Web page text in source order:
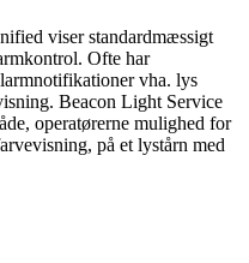
viser standardmæssigt
Ofte har
vha. lys
Beacon Light Service
operatørerne mulighed for
på et lystårn med